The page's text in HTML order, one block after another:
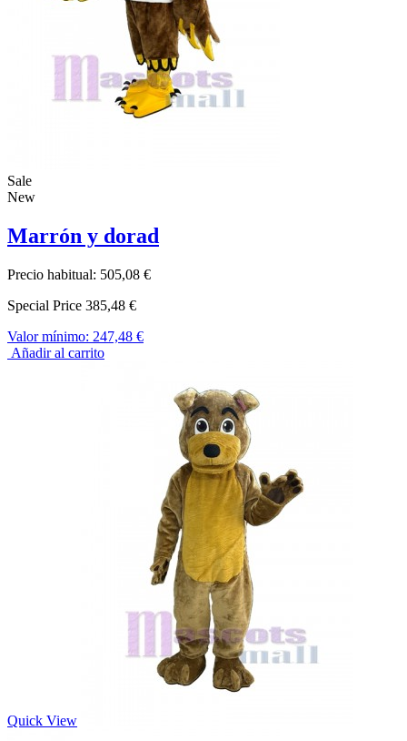
Sale
New
Marrón y dorad
Precio habitual: 505,08 €
Special Price 385,48 €
Valor mínimo: 247,48 €
Añadir al carrito
Quick View